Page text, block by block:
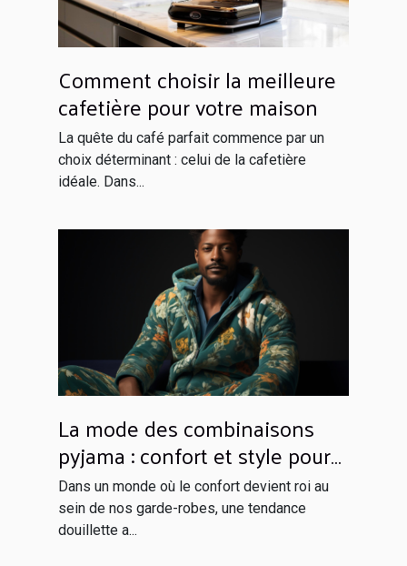
Comment choisir la meilleure
cafetière pour votre maison
La quête du café parfait commence par un
choix déterminant : celui de la cafetière
idéale. Dans...
La mode des combinaisons
pyjama : confort et style pour
rester à la maison
Dans un monde où le confort devient roi au
sein de nos garde-robes, une tendance
douillette a...